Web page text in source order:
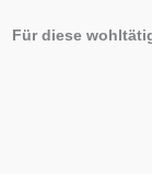
Für diese